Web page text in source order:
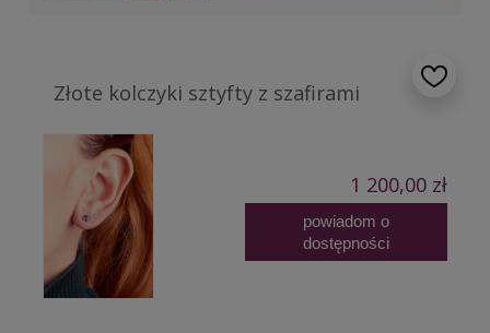
Złote kolczyki sztyfty z szafirami
1 200,00 zł
powiadom o
dostępności